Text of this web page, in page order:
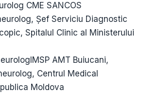
CME SANCOS
Șef Serviciu Diagnostic
Spitalul Clinic al Ministerului
AMT Buiucani,
Centrul Medical
Moldova